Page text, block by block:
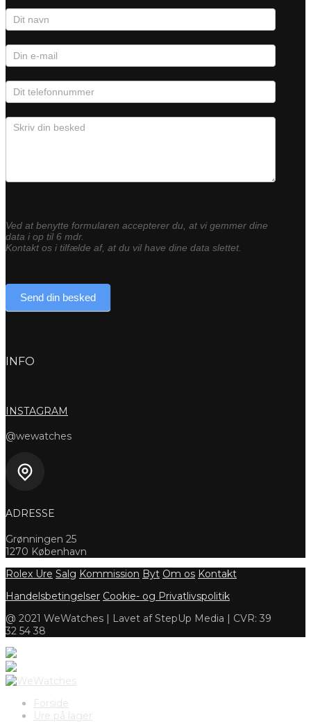
Kontaktformular
Ved at benytte formularen accepterer du, at vi gemmer dine
data i op til 6 mdr.
Kontakt os i tilfælde af, at du vil have dine data slettet.
Send din besked
INFO
INSTAGRAM
@wewatches
ADRESSE
Grønningen 25
1270 København
Rolex Ure Salg Kommission Byt Om os Kontakt
Handelsbetingelser Cookie- og Privatlivspolitik
@ 2021 WeWatches | Lavet af StepUp Media | CVR: 39
32 54 38
Forside
Ure på lager